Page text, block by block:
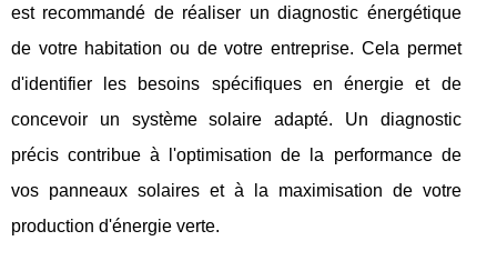
est recommandé de réaliser un diagnostic énergétique
de votre habitation ou de votre entreprise. Cela permet
d'identifier les besoins spécifiques en énergie et de
concevoir un système solaire adapté. Un diagnostic
précis contribue à l'optimisation de la performance de
vos panneaux solaires et à la maximisation de votre
production d'énergie verte.